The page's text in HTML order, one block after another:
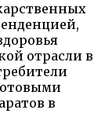
отрасли в
в